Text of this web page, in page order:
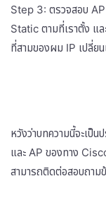
Step 3: ตรวจสอบ AP
Static ตามที่เราตั้ง แ
ที่สามของผม IP เปลี่ย
หวังว่าบทความนี้จะเป็
และ AP ของทาง
สามารถติดต่อสอบถาม